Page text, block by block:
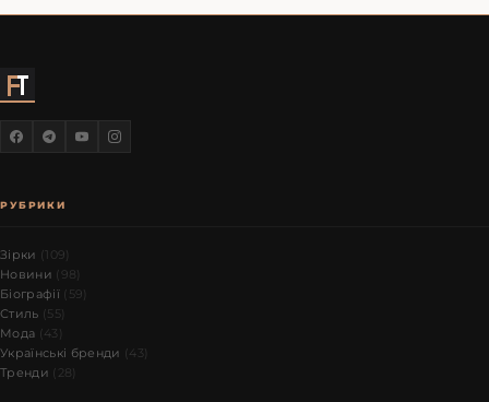
РУБРИКИ
Зірки (109)
Новини (98)
Біографії (59)
Стиль (55)
Мода (43)
Українські бренди (43)
Тренди (28)